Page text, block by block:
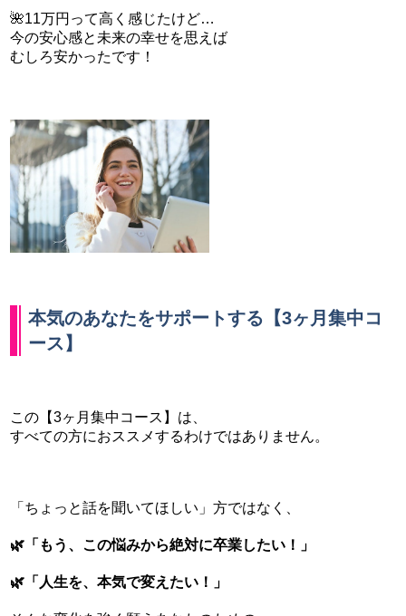
🌺11万円って高く感じたけど…
今の安心感と未来の幸せを思えば
むしろ安かったです！
本気のあなたをサポートする【3ヶ月集中コ
ース】
この【3ヶ月集中コース】は、
すべての方におススメするわけではありません。
「ちょっと話を聞いてほしい」方ではなく、
🌿「もう、この悩みから絶対に卒業したい！」
🌿「人生を、本気で変えたい！」